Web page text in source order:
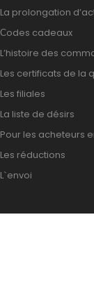
La prolongation
Сodes cadeaux
L’histoire des
Les certificats de la
Les filiales
La liste de désirs
Pour les acheteurs
Les réductions
L`envoi